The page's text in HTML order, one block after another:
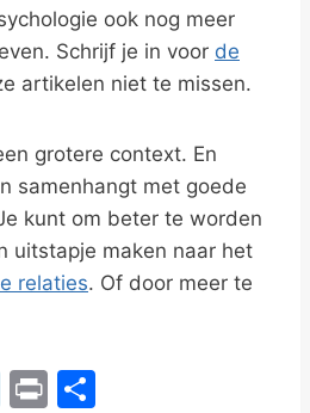
ook nog meer
Schrijf je in voor de
artikelen niet te missen.
grotere context. En
samenhangt met goede
kunt om beter te worden
uitstapje maken naar het
relaties. Of door meer te
Li Pr